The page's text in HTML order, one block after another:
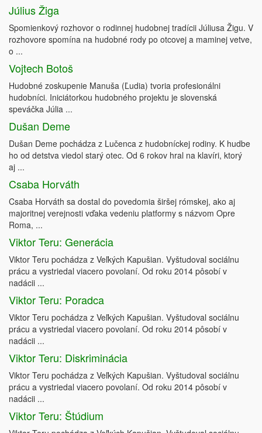
Július Žiga
Spomienkový rozhovor o rodinnej hudobnej tradícii Júliusa Žigu. V
rozhovore spomína na hudobné rody po otcovej a maminej vetve,
o ...
Vojtech Botoš
Hudobné zoskupenie Manuša (Ľudia) tvoria profesionálni
hudobníci. Iniciátorkou hudobného projektu je slovenská
speváčka Júlia ...
Dušan Deme
Dušan Deme pochádza z Lučenca z hudobníckej rodiny. K hudbe
ho od detstva viedol starý otec. Od 6 rokov hral na klavíri, ktorý
aj ...
Csaba Horváth
Csaba Horváth sa dostal do povedomia širšej rómskej, ako aj
majoritnej verejnosti vďaka vedeniu platformy s názvom Opre
Roma, ...
Viktor Teru: Generácia
Viktor Teru pochádza z Veľkých Kapušian. Vyštudoval sociálnu
prácu a vystriedal viacero povolaní. Od roku 2014 pôsobí v
nadácii ...
Viktor Teru: Poradca
Viktor Teru pochádza z Veľkých Kapušian. Vyštudoval sociálnu
prácu a vystriedal viacero povolaní. Od roku 2014 pôsobí v
nadácii ...
Viktor Teru: Diskriminácia
Viktor Teru pochádza z Veľkých Kapušian. Vyštudoval sociálnu
prácu a vystriedal viacero povolaní. Od roku 2014 pôsobí v
nadácii ...
Viktor Teru: Štúdium